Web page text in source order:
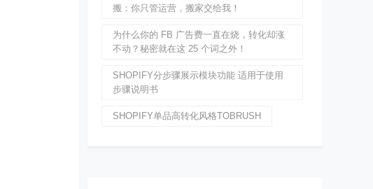
搬：你只管运营，搬家交给我！
为什么你的 FB 广告费一直在烧，转化却涨
不动？秘密就在这 25 个词之外！
SHOPIFY分步骤展示模块功能 适用于使用
步骤说明书
SHOPIFY单品高转化风格TOBRUSH